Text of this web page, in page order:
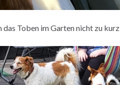
Toben im Garten nicht zu kurz.